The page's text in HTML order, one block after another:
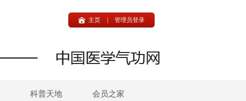
主页 管理员登录
科普天地 会员之家